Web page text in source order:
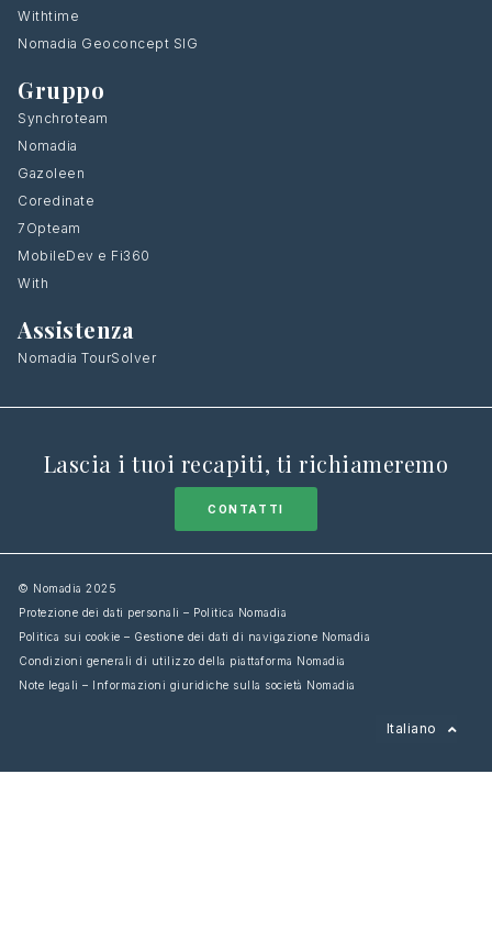
Withtime
Nomadia Geoconcept SIG
Gruppo
Synchroteam
Nomadia
Gazoleen
Coredinate
7Opteam
MobileDev e Fi360
With
Assistenza
Nomadia TourSolver
Lascia i tuoi recapiti, ti richiameremo
CONTATTI
© Nomadia 2025
Protezione dei dati personali – Politica Nomadia
Politica sui cookie – Gestione dei dati di navigazione Nomadia
Condizioni generali di utilizzo della piattaforma Nomadia
Note legali – Informazioni giuridiche sulla società Nomadia
Italiano
Français
Español